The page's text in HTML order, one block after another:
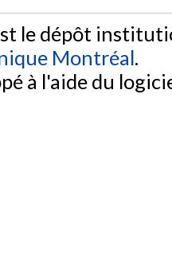
le dépôt
Montréal.
à l'aide du